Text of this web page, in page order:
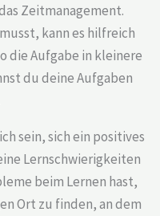
Zeitmanagement.
kann es hilfreich
die Aufgabe in kleinere
du deine Aufgaben
sein, sich ein positives
Lernschwierigkeiten
beim Lernen hast,
Ort zu finden, an dem